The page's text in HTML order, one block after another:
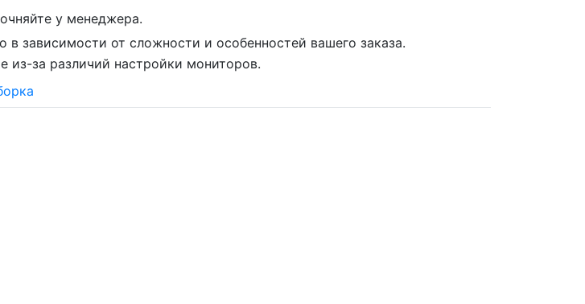
у менеджера.
в зависимости от сложности и особенностей вашего заказа.
из-за различий настройки мониторов.